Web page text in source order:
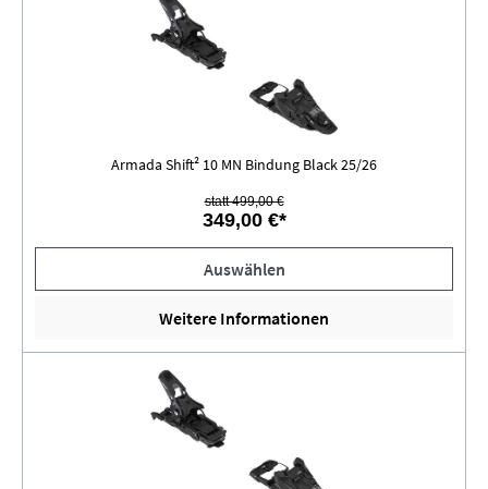
Armada Shift² 10 MN Bindung Black 25/26
statt 499,00 €
349,00 €*
Auswählen
Weitere Informationen